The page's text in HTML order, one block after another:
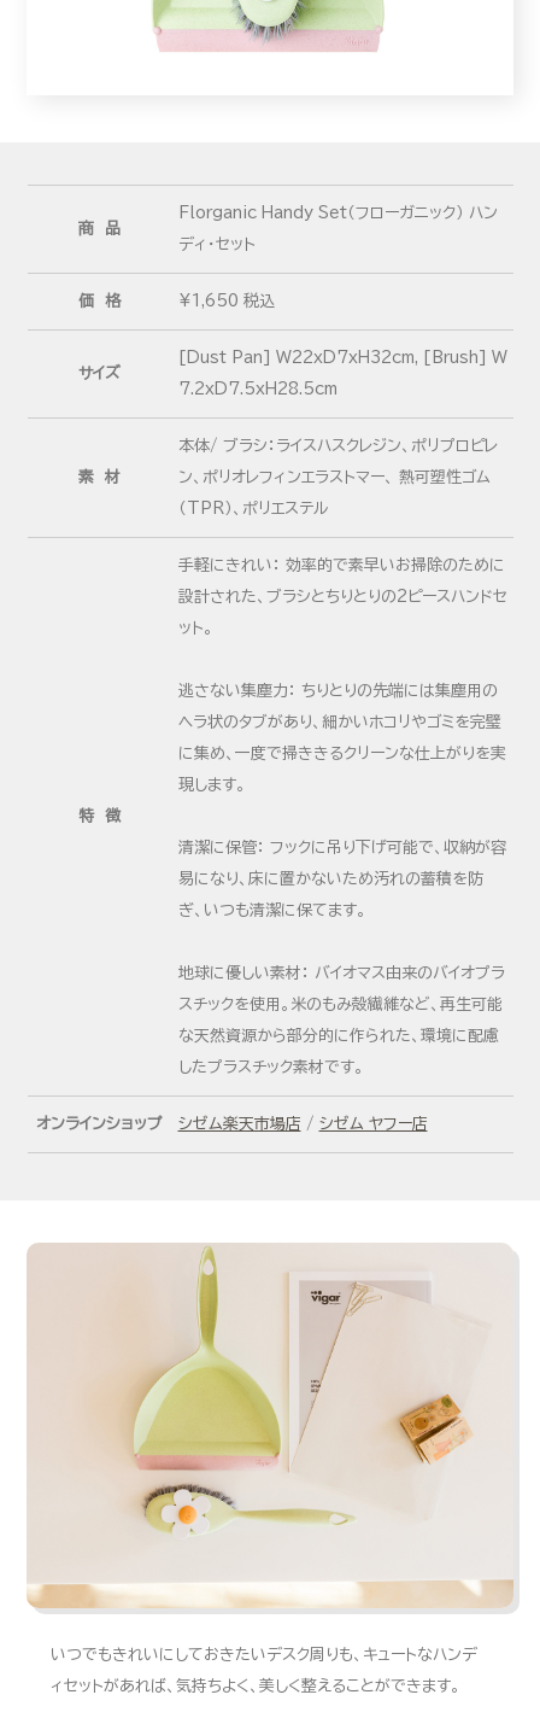
商 品
Florganic Handy Set（フローガニック） ハン
ディ・セット
価 格 ¥1,650 税込
サイズ
[Dust Pan] W22xD7xH32cm, [Brush] W
7.2xD7.5xH28.5cm
素 材
本体/ ブラシ：ライスハスクレジン、ポリプロピレ
ン、ポリオレフィンエラストマー、 熱可塑性ゴム
（TPR）、ポリエステル
特 徴
手軽にきれい： 効率的で素早いお掃除のために
設計された、ブラシとちりとりの2ピースハンドセ
ット。
逃さない集塵力： ちりとりの先端には集塵用の
ヘラ状のタブがあり、細かいホコリやゴミを完璧
に集め、一度で掃ききるクリーンな仕上がりを実
現します。
清潔に保管： フックに吊り下げ可能で、収納が容
易になり、床に置かないため汚れの蓄積を防
ぎ、いつも清潔に保てます。
地球に優しい素材： バイオマス由来のバイオプラ
スチックを使用。米のもみ殻繊維など、再生可能
な天然資源から部分的に作られた、環境に配慮
したプラスチック素材です。
オンラインショップ シゼム楽天市場店 / シゼム ヤフー店
いつでもきれいにしておきたいデスク周りも、キュートなハンデ
ィセットがあれば、気持ちよく、美しく整えることができます。